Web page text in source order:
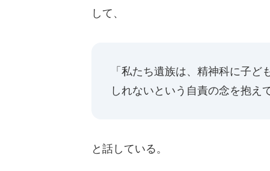
して、
「私たち遺族は、精神科に子
しれないという自責の念を抱え
と話している。